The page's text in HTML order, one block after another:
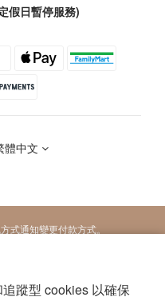
蹤型 cookies 以確保
假日暫停服務)
體中文
式通知變更付款方式。
膜法女王| 2026 © MobileQueen